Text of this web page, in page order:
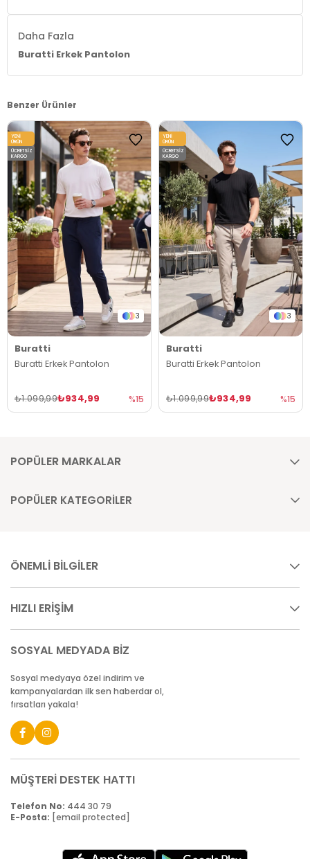
Daha Fazla
Buratti Erkek Pantolon
Benzer Ürünler
3
Buratti
Buratti Erkek Pantolon
₺934,99
₺1.099,99 %15
YENI
ÜRÜN
ÜCRETSIZ
KARGO
3
Buratti
Buratti Erkek Pantolon
₺934,99
₺1.099,99 %15
YENI
ÜRÜN
ÜCRETSIZ
KARGO
POPÜLER MARKALAR
POPÜLER KATEGORİLER
ÖNEMLİ BİLGİLER
HIZLI ERİŞİM
SOSYAL MEDYADA BİZ
Sosyal medyaya özel indirim ve
kampanyalardan ilk sen haberdar ol,
fırsatları yakala!
MÜŞTERİ DESTEK HATTI
Telefon No: 444 30 79
E-Posta: [email protected]